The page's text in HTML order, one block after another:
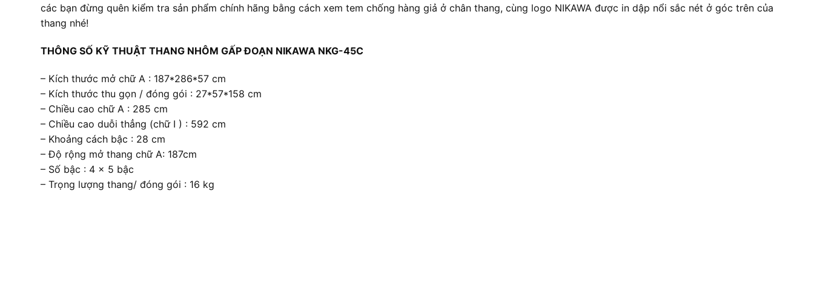
các bạn đừng quên kiểm tra sản phẩm chính hãng bằng cách xem tem chống hàng giả ở chân thang, cùng logo NIKAWA được in dập nổi sắc nét ở góc trên của
thang nhé!
THÔNG SỐ KỸ THUẬT THANG NHÔM GẤP ĐOẠN NIKAWA NKG-45C
– Kích thước mở chữ A : 187*286*57 cm
– Kích thước thu gọn / đóng gói : 27*57*158 cm
– Chiều cao chữ A : 285 cm
– Chiều cao duỗi thẳng (chữ I ) : 592 cm
– Khoảng cách bậc : 28 cm
– Độ rộng mở thang chữ A: 187cm
– Số bậc : 4 x 5 bậc
– Trọng lượng thang/ đóng gói : 16 kg